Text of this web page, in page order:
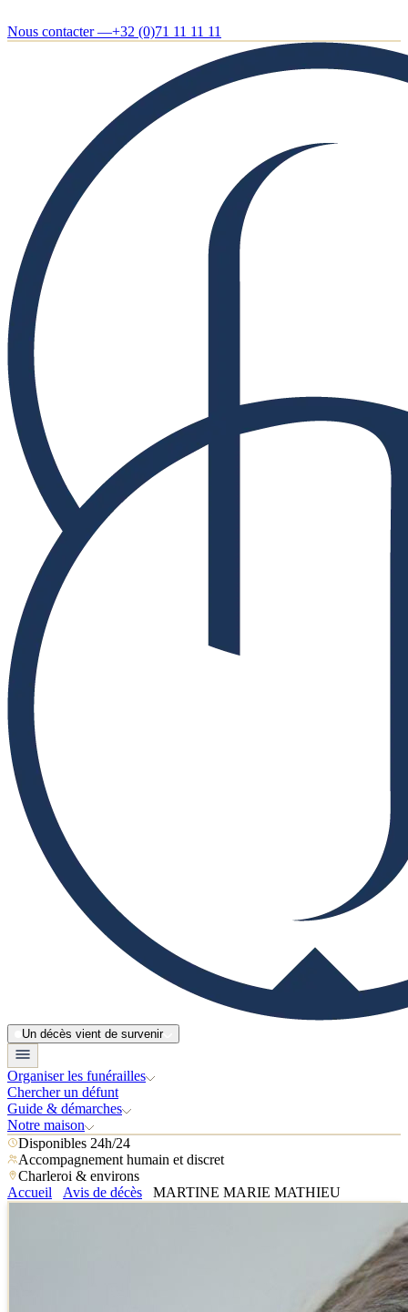
Nous contacter —+32 (0)71 11 11 11
Un décès vient de survenir
Organiser les funérailles
Chercher un défunt
Guide & démarches
Notre maison
Disponibles 24h/24
Accompagnement humain et discret
Charleroi & environs
Accueil
Avis de décès MARTINE MARIE MATHIEU